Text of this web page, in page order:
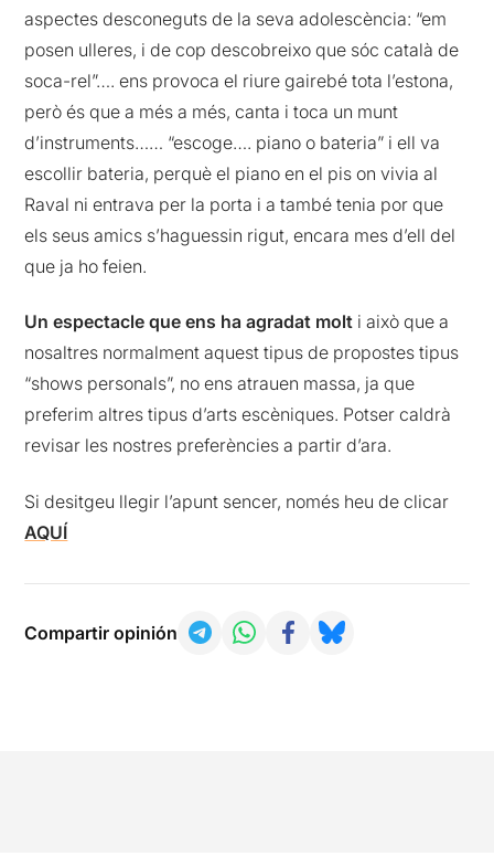
aspectes desconeguts de la seva adolescència: “em
posen ulleres, i de cop descobreixo que sóc català de
soca-rel”…. ens provoca el riure gairebé tota l’estona,
però és que a més a més, canta i toca un munt
d’instruments…… “escoge…. piano o bateria” i ell va
escollir bateria, perquè el piano en el pis on vivia al
Raval ni entrava per la porta i a també tenia por que
els seus amics s’haguessin rigut, encara mes d’ell del
que ja ho feien.
Un espectacle que ens ha agradat molt i això que a
nosaltres normalment aquest tipus de propostes tipus
“shows personals”, no ens atrauen massa, ja que
preferim altres tipus d’arts escèniques. Potser caldrà
revisar les nostres preferències a partir d’ara.
Si desitgeu llegir l’apunt sencer, només heu de clicar
AQUÍ
Compartir opinión